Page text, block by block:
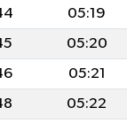
05:19
05:20
05:21
05:22